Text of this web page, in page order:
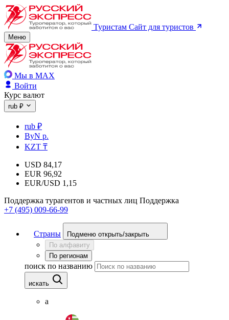
Туристам Сайт для туристов
Меню
Мы в MAX
Войти
Курс валют
rub ₽
rub ₽
ByN р.
KZT ₸
USD 84,17
EUR 96,92
EUR/USD 1,15
Поддержка турагентов и частных лиц Поддержка
+7 (495) 009-66-99
Страны
Подменю открыть/закрыть
По алфавиту
По регионам
поиск по названию
искать
а